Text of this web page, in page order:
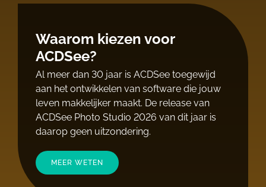
Waarom kiezen voor
ACDSee?
Al meer dan 30 jaar is ACDSee toegewijd
aan het ontwikkelen van software die jouw
leven makkelijker maakt. De release van
ACDSee Photo Studio 2026 van dit jaar is
daarop geen uitzondering.
MEER WETEN